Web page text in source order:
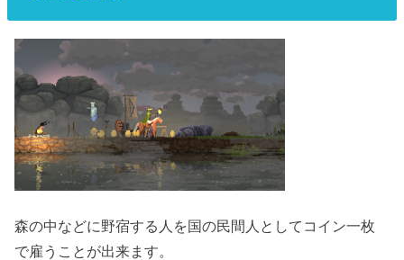
森の中などに野宿する人を国の民間人としてコイン一枚
で雇うことが出来ます。